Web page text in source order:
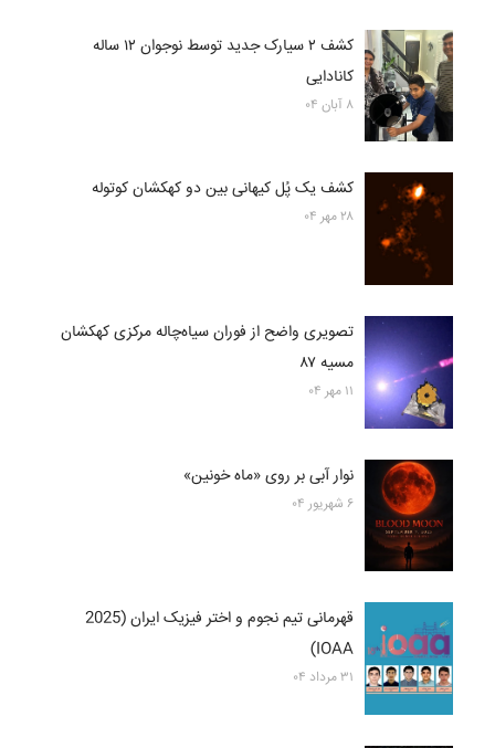
کشف ۲ سیارک جدید توسط نوجوان ۱۲ ساله
کانادایی
۸ آبان ۰۴
کشف یک پُل کیهانی بین دو کهکشان کوتوله
۲۸ مهر ۰۴
تصویری واضح از فوران سیاه‌چاله مرکزی کهکشان
مسیه ۸۷
۱۱ مهر ۰۴
نوار آبی بر روی «ماه خونین»
۶ شهریور ۰۴
قهرمانی تیم نجوم و اختر فیزیک ایران (2025
IOAA)
۳۱ مرداد ۰۴